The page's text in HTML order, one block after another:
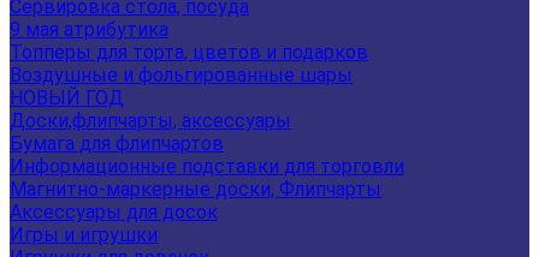
Сервировка стола, посуда
9 мая атрибутика
Топперы для торта, цветов и подарков
Воздушные и фольгированные шары
НОВЫЙ ГОД
Доски,флипчарты, аксессуары
Бумага для флипчартов
Информационные подставки для торговли
Магнитно-маркерные доски, Флипчарты
Аксессуары для досок
Игры и игрушки